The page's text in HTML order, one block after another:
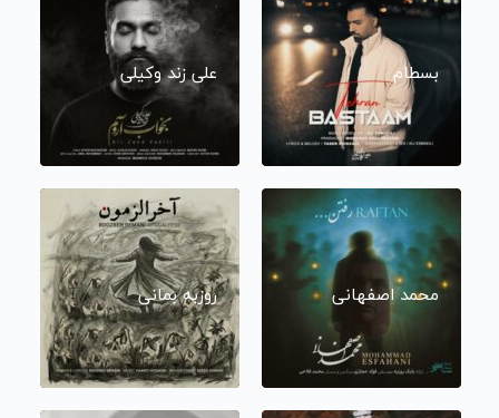
بسطام علی زند وکیلی
محمد اصفهانی روزبه بمانی